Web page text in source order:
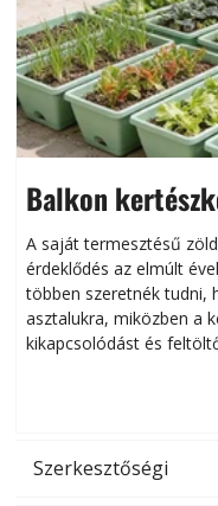
Balkon
Helytakarékos
A saját termesztésű
érdeklődés az elmúlt
többen szeretnék tudni,
asztalukra, miközben a
kikapcsolódást és
Szerkesztőségi